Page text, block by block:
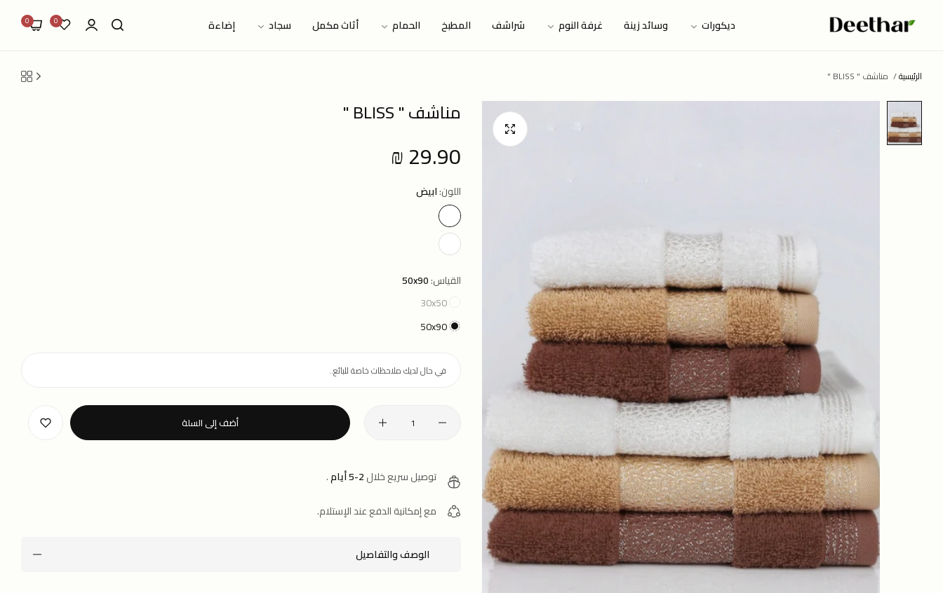
ديكورات وسائد زينة غرفة النوم شراشف المطبخ الحمام أثاث مكمل سجاد إضاءة 0
0
الرئيسية/ مناشف " BLISS "
مناشف " BLISS "
Regular
price
29.90 ₪
اللون:ابيض
القياس:50x90
أضف إلى السلة
توصيل سريع خلال2-5 أيام
.
مع إمكانية الدفع عند الإستلام.
الوصف والتفاصيل